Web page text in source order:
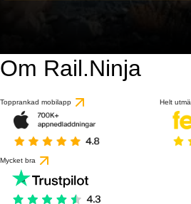
Om Rail.Ninja
Topprankad mobilapp Helt
Mycket bra